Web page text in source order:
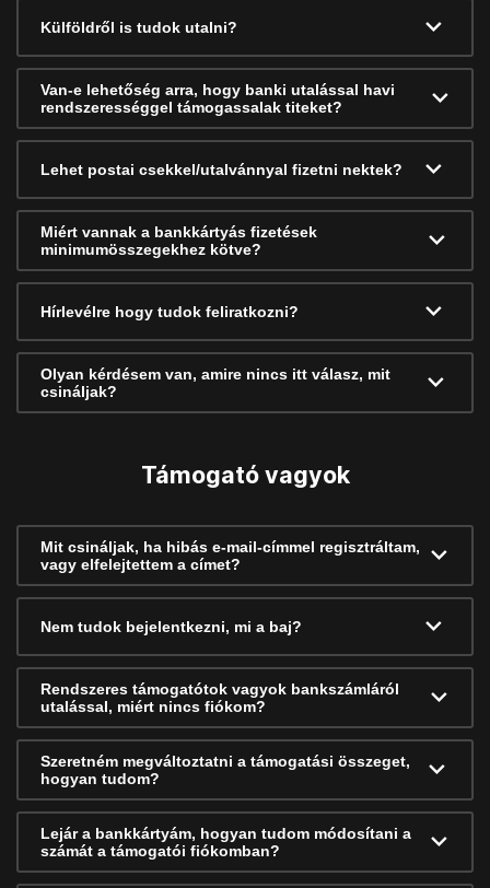
Külföldről is tudok utalni?
Van-e lehetőség arra, hogy banki utalással havi
rendszerességgel támogassalak titeket?
Lehet postai csekkel/utalvánnyal fizetni nektek?
Miért vannak a bankkártyás fizetések
minimumösszegekhez kötve?
Hírlevélre hogy tudok feliratkozni?
Olyan kérdésem van, amire nincs itt válasz, mit
csináljak?
Támogató vagyok
Mit csináljak, ha hibás e-mail-címmel regisztráltam,
vagy elfelejtettem a címet?
Nem tudok bejelentkezni, mi a baj?
Rendszeres támogatótok vagyok bankszámláról
utalással, miért nincs fiókom?
Szeretném megváltoztatni a támogatási összeget,
hogyan tudom?
Lejár a bankkártyám, hogyan tudom módosítani a
számát a támogatói fiókomban?